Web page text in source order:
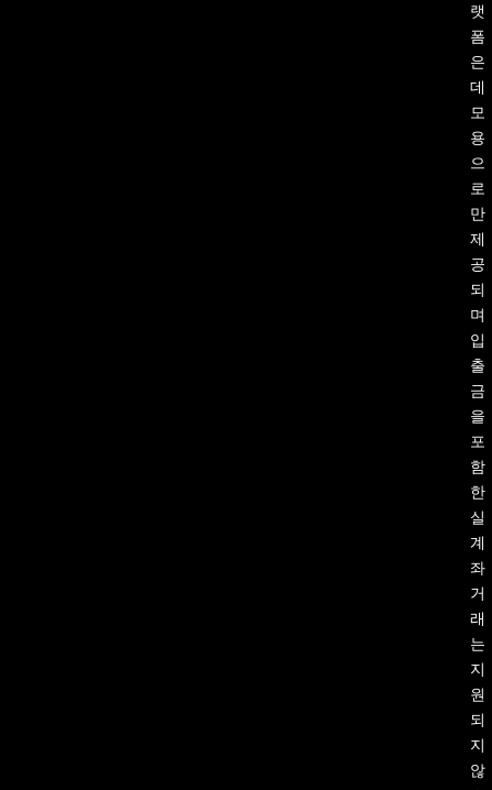
랫
폼
은
데
모
용
으
로
만
제
공
되
며
입
출
금
을
포
함
한
실
계
좌
거
래
는
지
원
되
지
않